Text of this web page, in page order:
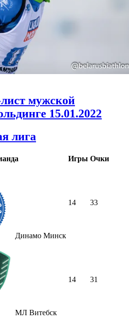
мужской
15.01.2022
лига
Игры Очки
Динамо Минск
14 33
МЛ Витебск
14 31